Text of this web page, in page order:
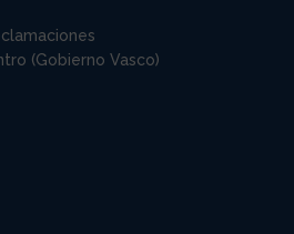
(Gobierno Vasco)